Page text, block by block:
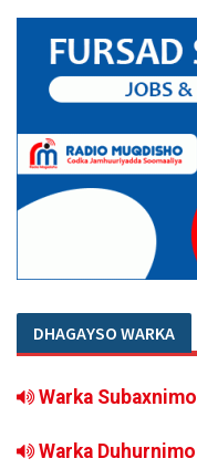
DHAGAYSO WARKA
Warka Subaxnimo
Warka Duhurnimo